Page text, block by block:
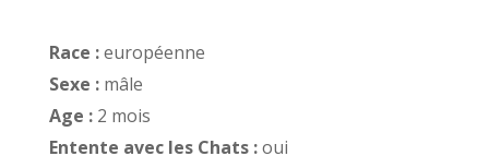
Race :européenne
Sexe : mâle
Age : 2 mois
Entente avec les Chats :oui